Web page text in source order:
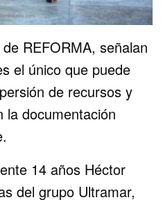
REFORMA, señalan
el único que puede
de recursos y
la documentación
14 años Héctor
del grupo Ultramar,